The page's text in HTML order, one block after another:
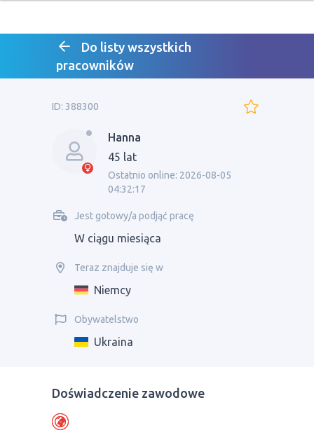
Do listy wszystkich
pracowników
ID: 388300
Hanna
45 lat
Ostatnio online: 2026-08-05
04:32:17
Jest gotowy/a podjąć pracę
W ciągu miesiąca
Teraz znajduje się w
Niemcy
Obywatelstwo
Ukraina
Doświadczenie zawodowe